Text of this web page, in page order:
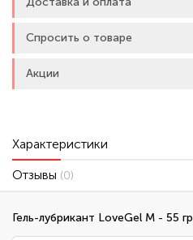
Спросить о товаре
Акции
Характеристики
Отзывы (0)
Гель-лубрикант LoveGel M - 55 гр